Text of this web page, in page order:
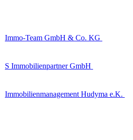
Immo-Team GmbH & Co. KG
S Immobilienpartner GmbH
Immobilienmanagement Hudyma e.K.